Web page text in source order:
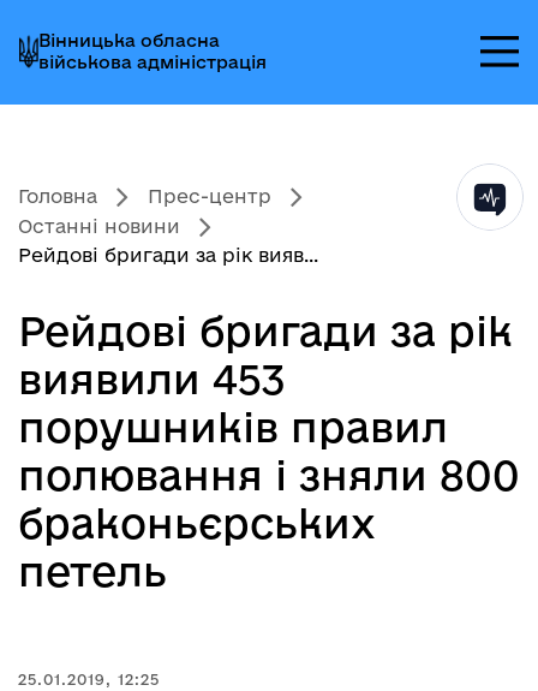
до
головного
меню
до
головного
вмісту
до
головного
колонтитула
Вінницька обласна
військова адміністрація
Головна
Прес-центр
Останні новини
Рейдові бригади за рік вияв...
Рейдові бригади за рік
виявили 453
порушників правил
полювання і зняли 800
браконьєрських
петель
25.01.2019, 12:25